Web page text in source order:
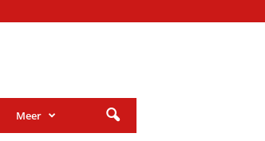
Meer